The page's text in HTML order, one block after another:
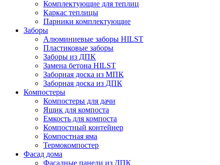
Комплектующие для теплиц
Каркас теплицы
Парники комплектующие
Заборы
Алюминиевые заборы HILST
Пластиковые заборы
Заборы из ДПК
Замена бетона HILST
Заборная доска из МПК
Заборная доска из ДПК
Компостеры
Компостеры для дачи
Ящик для компоста
Емкость для компоста
Компостный контейнер
Компостная яма
Термокомпостер
Фасад дома
Фасадные панели из ДПК